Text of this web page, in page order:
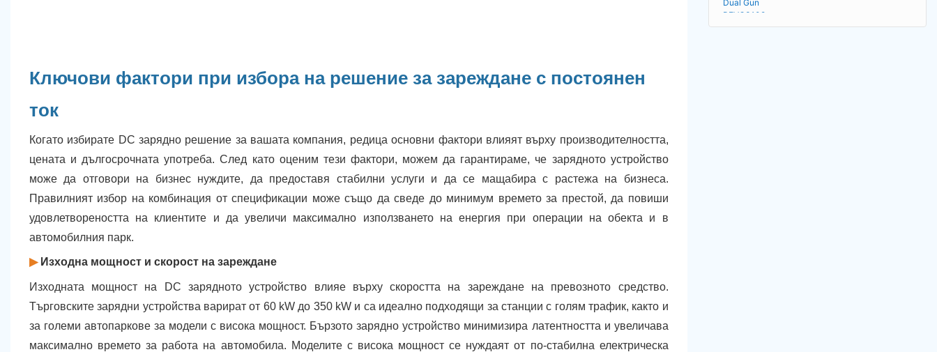
Ключови фактори при избора на решение за зареждане с постоянен
ток
Когато избирате DC зарядно решение за вашата компания, редица основни фактори влияят върху производителността,
цената и дългосрочната употреба. След като оценим тези фактори, можем да гарантираме, че зарядното устройство
може да отговори на бизнес нуждите, да предоставя стабилни услуги и да се мащабира с растежа на бизнеса.
Правилният избор на комбинация от спецификации може също да сведе до минимум времето за престой, да повиши
удовлетвореността на клиентите и да увеличи максимално използването на енергия при операции на обекта и в
автомобилния парк.
▶ Изходна мощност и скорост на зареждане
Изходната мощност на DC зарядното устройство влияе върху скоростта на зареждане на превозното средство.
Търговските зарядни устройства варират от 60 kW до 350 kW и са идеално подходящи за станции с голям трафик, както и
за големи автопаркове за модели с висока мощност. Бързото зарядно устройство минимизира латентността и увеличава
максимално времето за работа на автомобила. Моделите с висока мощност се нуждаят от по-стабилна електрическа